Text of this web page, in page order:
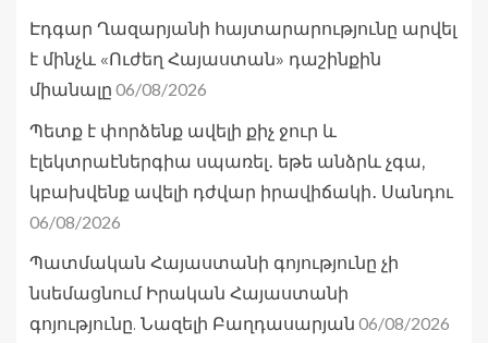
Էդգար Ղազարյանի հայտարարությունը արվել
է մինչև «Ուժեղ Հայաստան» դաշինքին
միանալը 06/08/2026
Պետք է փորձենք ավելի քիչ ջուր և
էլեկտրաէներգիա սպառել․ եթե անձրև չգա,
կբախվենք ավելի դժվար իրավիճակի․ Սանդու
06/08/2026
Պատմական Հայաստանի գոյությունը չի
նսեմացնում Իրական Հայաստանի
գոյությունը. Նազելի Բաղդասարյան 06/08/2026